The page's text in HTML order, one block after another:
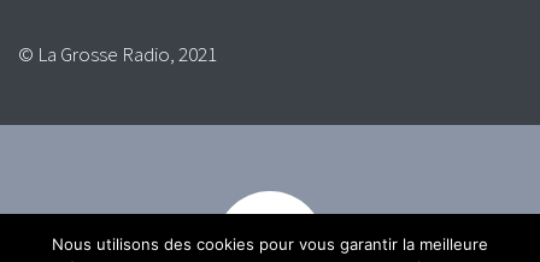
© La Grosse Radio, 2021
Nous utilisons des cookies pour vous garantir la meilleure